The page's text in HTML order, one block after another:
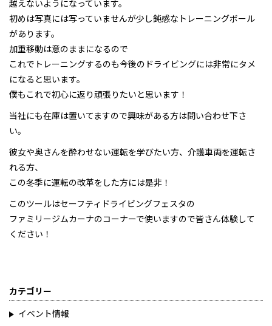
越えないようになっています。
初めは写真には写っていませんが少し鈍感なトレーニングボール
があります。
加重移動は意のままになるので
これでトレーニングするのも今後のドライビングには非常にタメ
になると思います。
僕もこれで初心に返り頑張りたいと思います！
当社にも在庫は置いてますので興味がある方は問い合わせ下さ
い。
彼女や奥さんを酔わせない運転を学びたい方、介護車両を運転さ
れる方、
この冬季に運転の改革をした方には是非！
このツールはセーフティドライビングフェスタの
ファミリージムカーナのコーナーで使いますので皆さん体験して
ください！
カテゴリー
イベント情報